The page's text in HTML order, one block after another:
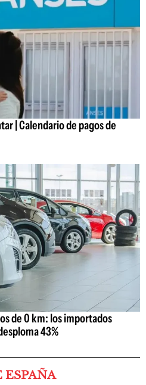
| Calendario de pagos de
de 0 km: los importados
43%